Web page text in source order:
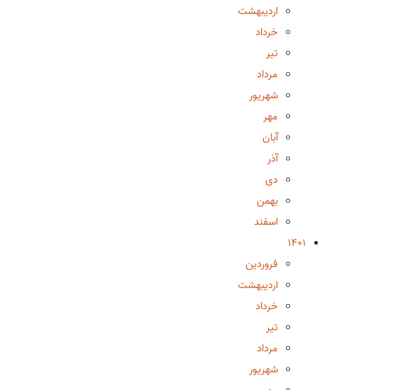
اردیبهشت
خرداد
تیر
مرداد
شهریور
مهر
آبان
آذر
دی
بهمن
اسفند
1401
فروردین
اردیبهشت
خرداد
تیر
مرداد
شهریور